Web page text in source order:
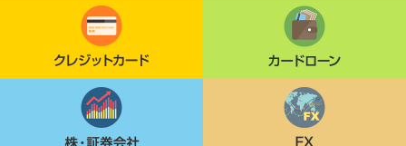
クレジットカード カードローン
株・証券会社 FX